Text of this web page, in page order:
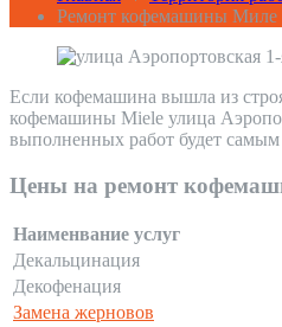
Ремонт кофемашины Миле
Если кофемашина вышла из
кофемашины Miele улица
выполненных работ будет
Цены на ремонт
Наименвание услуг
Декальцинация
Декофенация
Замена жерновов